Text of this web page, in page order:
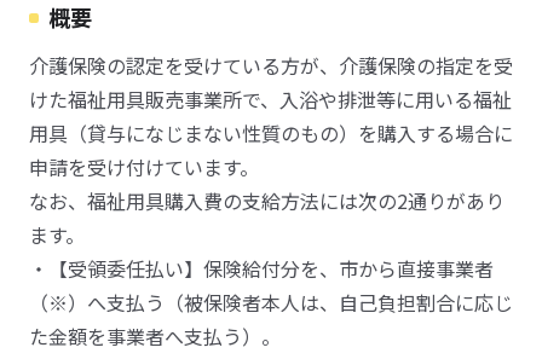
概要
介護保険の認定を受けている方が、介護保険の指定を受
けた福祉用具販売事業所で、入浴や排泄等に用いる福祉
用具（貸与になじまない性質のもの）を購入する場合に
申請を受け付けています。
なお、福祉用具購入費の支給方法には次の2通りがあり
ます。
・【受領委任払い】保険給付分を、市から直接事業者
（※）へ支払う（被保険者本人は、自己負担割合に応じ
た金額を事業者へ支払う）。